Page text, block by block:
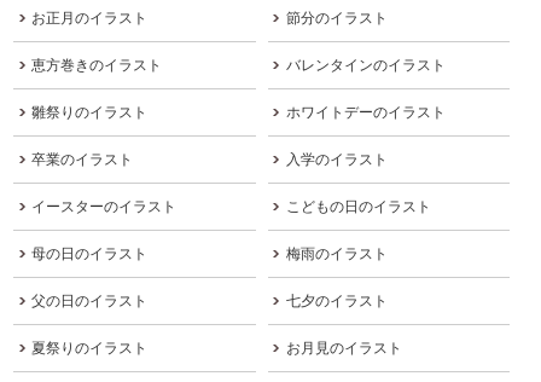
お正月のイラスト 節分のイラスト
恵方巻きのイラスト バレンタインのイラスト
雛祭りのイラスト ホワイトデーのイラスト
卒業のイラスト 入学のイラスト
イースターのイラスト こどもの日のイラスト
母の日のイラスト 梅雨のイラスト
父の日のイラスト 七夕のイラスト
夏祭りのイラスト お月見のイラスト